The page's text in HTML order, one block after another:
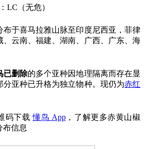
LC（无危）
布于喜马拉雅山脉至印度尼西亚，菲律
、云南、福建、湖南、广西、广东、海
已删除的多个亚种因地理隔离而存在显
分亚种已升格为独立物种。现仍为赤红
码下载懂鸟 App，了解更多赤黄山椒
布信息